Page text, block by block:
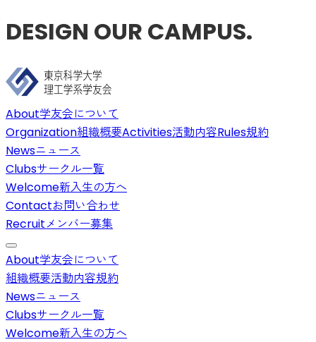
DESIGN OUR CAMPUS.
About学友会について
Organization組織概要Activities活動内容Rules規約
Newsニュース
Clubsサークル一覧
Welcome新入生の方へ
Contactお問い合わせ
Recruitメンバー募集
About学友会について
組織概要活動内容規約
Newsニュース
Clubsサークル一覧
Welcome新入生の方へ